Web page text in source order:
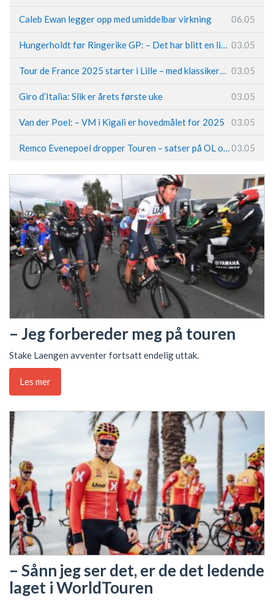
Caleb Ewan legger opp med umiddelbar virkning 06.05
Hungerholdt før Ringerike GP: – Det har blitt en livsstil 03.05
Tour de France 2025 starter i Lille – med klassikerpreg 03.05
Giro d’Italia: Slik er årets første uke 03.05
Van der Poel: – VM i Kigali er hovedmålet for 2025 03.05
Remco Evenepoel dropper Touren – satser på OL og Vueltaen03.05
– Jeg forbereder meg på touren
Stake Laengen avventer fortsatt endelig uttak.
Les mer
– Sånn jeg ser det, er de det ledende
laget i WorldTouren